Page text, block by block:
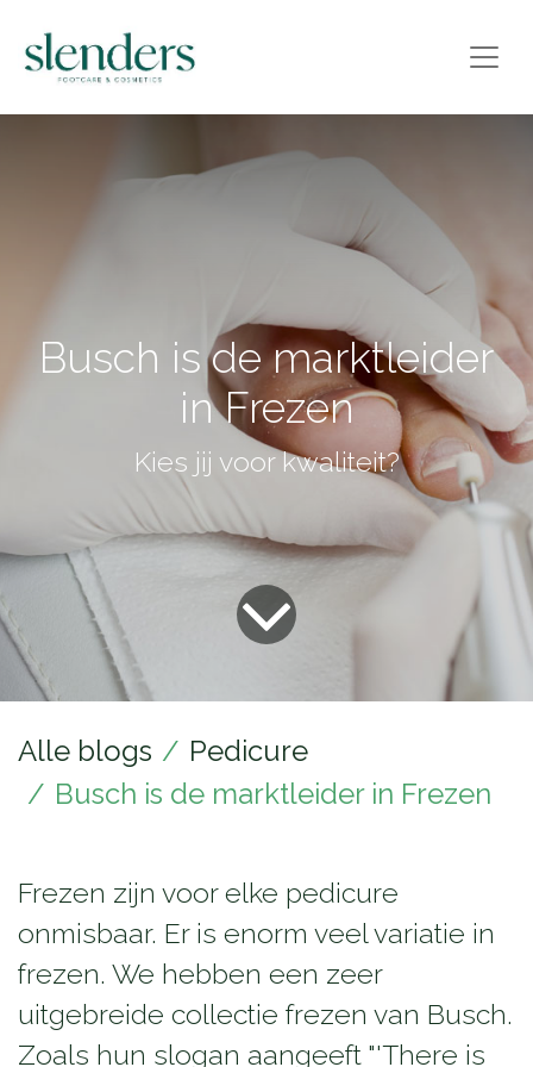
Busch is de marktleider
in Frezen
Kies jij voor kwaliteit?
Alle blogs
Pedicure
Busch is de marktleider in Frezen
Frezen zijn voor elke pedicure
onmisbaar. Er is enorm veel variatie in
frezen. We hebben een zeer
uitgebreide collectie frezen van Busch.
Zoals hun slogan aangeeft "'There is